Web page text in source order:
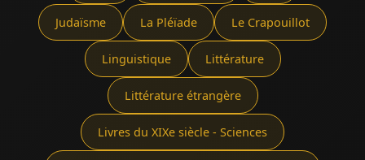
Judaïsme La Pléïade Le Crapouillot
Linguistique Littérature
Littérature étrangère
Livres du XIXe siècle - Sciences